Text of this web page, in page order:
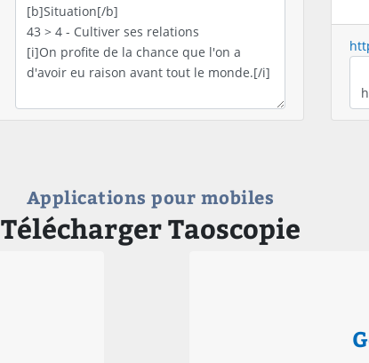
Applications pour mobiles
Télécharger Taoscopie